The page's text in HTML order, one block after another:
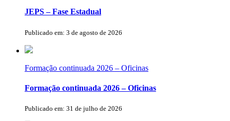
JEPS – Fase Estadual
Publicado em: 3 de agosto de 2026
Formação continuada 2026 – Oficinas
Formação continuada 2026 – Oficinas
Publicado em: 31 de julho de 2026